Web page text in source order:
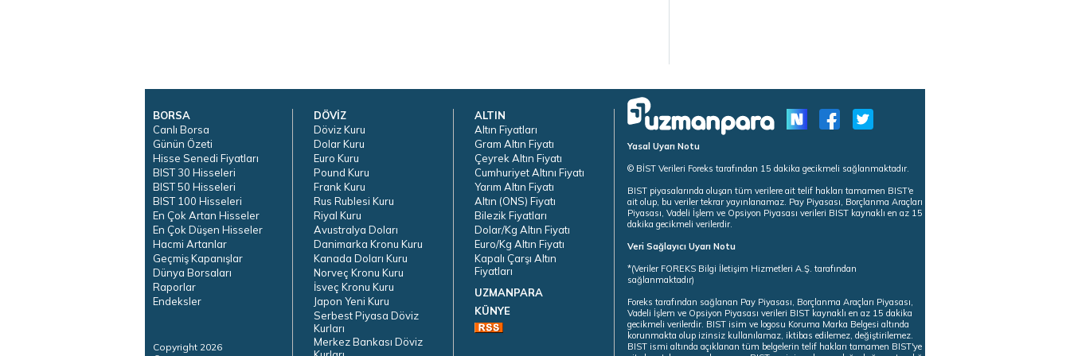
BORSA
Canlı Borsa
Günün Özeti
Hisse Senedi Fiyatları
BIST 30 Hisseleri
BIST 50 Hisseleri
BIST 100 Hisseleri
En Çok Artan Hisseler
En Çok Düşen Hisseler
Hacmi Artanlar
Geçmiş Kapanışlar
Dünya Borsaları
Raporlar
Endeksler
Copyright 2026
DÖVİZ
Döviz Kuru
Dolar Kuru
Euro Kuru
Pound Kuru
Frank Kuru
Rus Rublesi Kuru
Riyal Kuru
Avustralya Doları
Danimarka Kronu Kuru
Kanada Doları Kuru
Norveç Kronu Kuru
İsveç Kronu Kuru
Japon Yeni Kuru
Serbest Piyasa Döviz
Kurları
Merkez Bankası Döviz
ALTIN
Altın Fiyatları
Gram Altın Fiyatı
Çeyrek Altın Fiyatı
Cumhuriyet Altını Fiyatı
Yarım Altın Fiyatı
Altın (ONS) Fiyatı
Bilezik Fiyatları
Dolar/Kg Altın Fiyatı
Euro/Kg Altın Fiyatı
Kapalı Çarşı Altın
Fiyatları
UZMANPARA
KÜNYE
Yasal Uyarı Notu
© BİST Verileri Foreks tarafından 15 dakika gecikmeli sağlanmaktadır.
BIST piyasalarında oluşan tüm verilere ait telif hakları tamamen BIST'e
ait olup, bu veriler tekrar yayınlanamaz. Pay Piyasası, Borçlanma Araçları
Piyasası, Vadeli İşlem ve Opsiyon Piyasası verileri BIST kaynaklı en az 15
dakika gecikmeli verilerdir.
Veri Sağlayıcı Uyarı Notu
*(Veriler FOREKS Bilgi İletişim Hizmetleri A.Ş. tarafından
sağlanmaktadır)
Foreks tarafından sağlanan Pay Piyasası, Borçlanma Araçları Piyasası,
Vadeli İşlem ve Opsiyon Piyasası verileri BIST kaynaklı en az 15 dakika
gecikmeli verilerdir. BIST isim ve logosu Koruma Marka Belgesi altında
korunmakta olup izinsiz kullanılamaz, iktibas edilemez, değiştirilemez.
BIST ismi altında açıklanan tüm belgelerin telif hakları tamamen BIST'ye